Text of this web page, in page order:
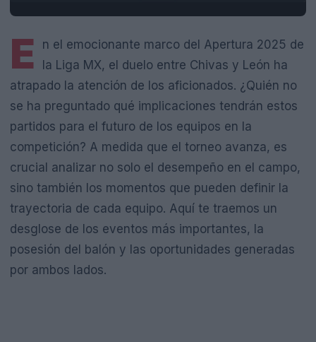
E
n el emocionante marco del Apertura 2025 de
la Liga MX, el duelo entre Chivas y León ha
atrapado la atención de los aficionados. ¿Quién no
se ha preguntado qué implicaciones tendrán estos
partidos para el futuro de los equipos en la
competición? A medida que el torneo avanza, es
crucial analizar no solo el desempeño en el campo,
sino también los momentos que pueden definir la
trayectoria de cada equipo. Aquí te traemos un
desglose de los eventos más importantes, la
posesión del balón y las oportunidades generadas
por ambos lados.